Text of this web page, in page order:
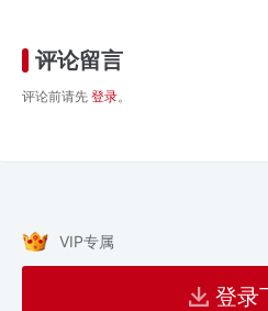
评论留言
评论前请先 登录。
VIP专属
登录